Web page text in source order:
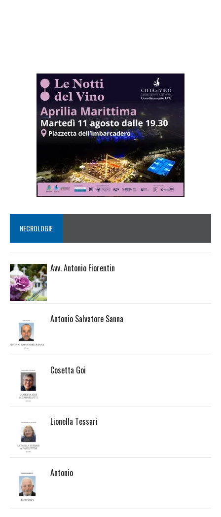
NECROLOGIE
Avv. Antonio Fiorentin
Antonio Salvatore Sanna
Cosetta Goi
Lionella Tessari
Antonio